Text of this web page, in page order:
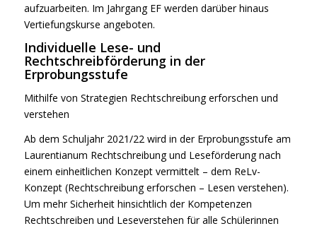
aufzuarbeiten. Im Jahrgang EF werden darüber hinaus
Vertiefungskurse angeboten.
Individuelle Lese- und
Rechtschreibförderung in der
Erprobungsstufe
Mithilfe von Strategien Rechtschreibung erforschen und
verstehen
Ab dem Schuljahr 2021/22 wird in der Erprobungsstufe am
Laurentianum Rechtschreibung und Leseförderung nach
einem einheitlichen Konzept vermittelt – dem ReLv-
Konzept (Rechtschreibung erforschen – Lesen verstehen).
Um mehr Sicherheit hinsichtlich der Kompetenzen
Rechtschreiben und Leseverstehen für alle Schülerinnen